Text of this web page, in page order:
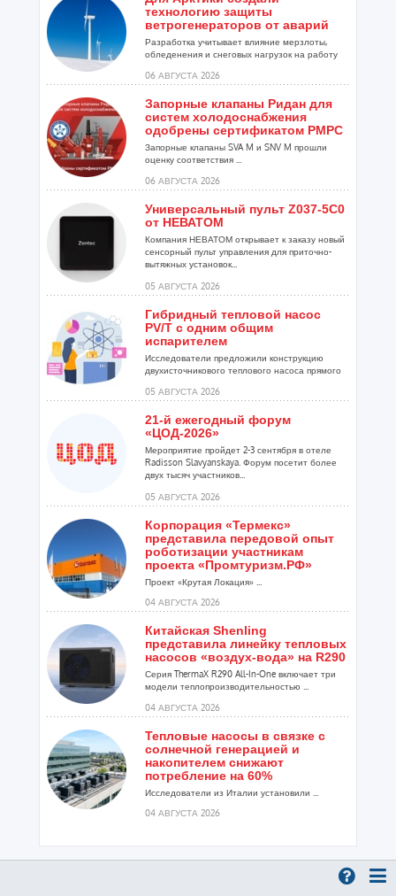
технологию защиты
ветрогенераторов от аварий
Разработка учитывает влияние мерзлоты,
обледенения и снеговых нагрузок на работу
06 АВГУСТА 2026
Запорные клапаны Ридан для
систем холодоснабжения
одобрены сертификатом РМРС
Запорные клапаны SVA M и SNV M прошли
оценку соответствия ...
06 АВГУСТА 2026
Универсальный пульт Z037-5C0
от НЕВАТОМ
Компания НЕВАТОМ открывает к заказу новый
сенсорный пульт управления для приточно-
вытяжных установок...
05 АВГУСТА 2026
Гибридный тепловой насос
PV/T с одним общим
испарителем
Исследователи предложили конструкцию
двухисточникового теплового насоса прямого
05 АВГУСТА 2026
21-й ежегодный форум
«ЦОД-2026»
Мероприятие пройдет 2-3 сентября в отеле
Radisson Slavyanskaya. Форум посетит более
двух тысяч участников...
05 АВГУСТА 2026
Корпорация «Термекс»
представила передовой опыт
роботизации участникам
проекта «Промтуризм.РФ»
Проект «Крутая Локация» ...
04 АВГУСТА 2026
Китайская Shenling
представила линейку тепловых
насосов «воздух-вода» на R290
Серия ThermaX R290 All-In-One включает три
модели теплопроизводительностью ...
04 АВГУСТА 2026
Тепловые насосы в связке с
солнечной генерацией и
накопителем снижают
потребление на 60%
Исследователи из Италии установили ...
04 АВГУСТА 2026